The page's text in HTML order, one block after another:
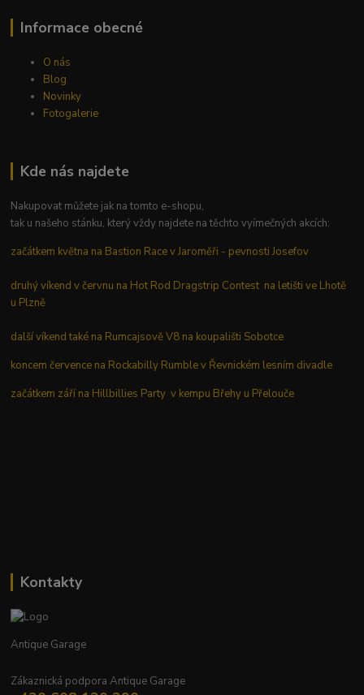
Informace obecné
O nás
Blog
Novinky
Fotogalerie
Kde nás najdete
Nakupovat můžete jak na tomto e-shopu,
tak u našeho stánku, který vždy najdete na těchto vyímečných akcích:
začátkem května na Bastion Race v Jaroměři - pevnosti Josefov
druhý víkend v červnu na Hot Rod Dragstrip Contest na letišti ve Lhotě
u Plzně
další víkend také na Rumcajsově V8 na koupališti Sobotce
koncem července na Rockabilly Rumble v Řevnickém lesním divadle
začátkem září na Hillbillies Party v kempu Břehy u Přelouče
Kontakty
Antique Garage
Zákaznická podpora Antique Garage